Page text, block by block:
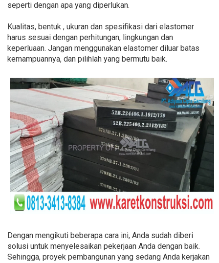
seperti dengan apa yang diperlukan.
Kualitas, bentuk , ukuran dan spesifikasi dari elastomer
harus sesuai dengan perhitungan, lingkungan dan
keperluaan. Jangan menggunakan elastomer diluar batas
kemampuannya, dan pilihlah yang bermutu baik.
Dengan mengikuti beberapa cara ini, Anda sudah diberi
solusi untuk menyelesaikan pekerjaan Anda dengan baik.
Sehingga, proyek pembangunan yang sedang Anda kerjakan